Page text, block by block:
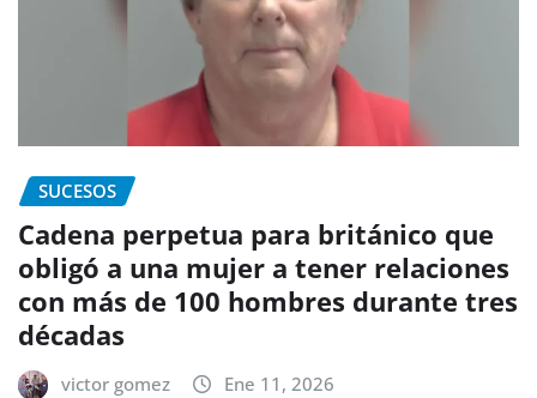
SUCESOS
Cadena perpetua para británico que
obligó a una mujer a tener relaciones
con más de 100 hombres durante tres
décadas
victor gomez Ene 11, 2026